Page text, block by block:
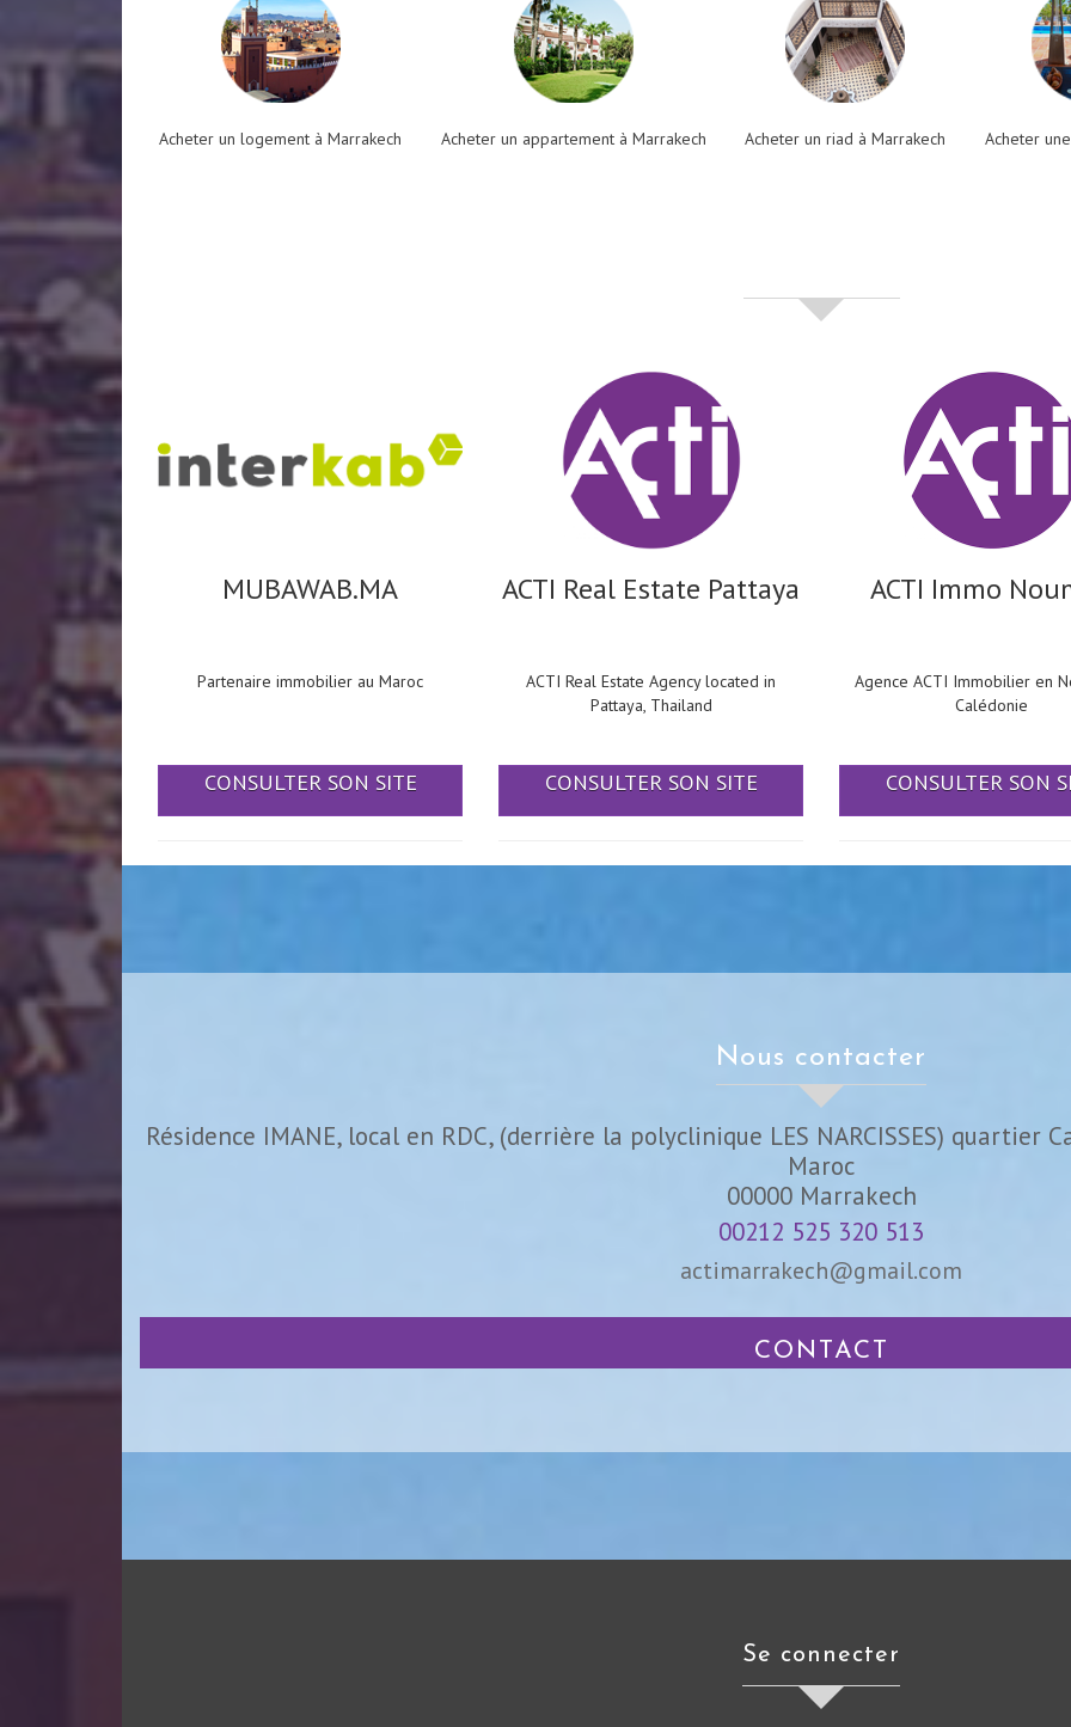
Acheter un logement à Marrakech Acheter un appartement à Marrakech Acheter un riad à Marrakech Acheter
MUBAWAB.MA
Partenaire immobilier au Maroc
CONSULTER SON SITE
ACTI Real Estate Pattaya
ACTI Real Estate Agency located in
Pattaya, Thailand
CONSULTER SON SITE
ACTI Immo
Agence ACTI Immobilier en
Calédonie
CONSULTER SON
nous contacter
Résidence IMANE, local en RDC, (derrière la polyclinique LES NARCISSES) quartier
Maroc
00000 Marrakech
00212 525 320 513
actimarrakech@gmail.com
CONTACT
se connecter